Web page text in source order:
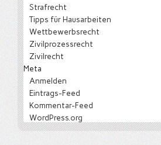
Strafrecht
Tipps für Hausarbeiten
Wettbewerbsrecht
Zivilprozessrecht
Zivilrecht
Meta
Anmelden
Eintrags-Feed
Kommentar-Feed
WordPress.org